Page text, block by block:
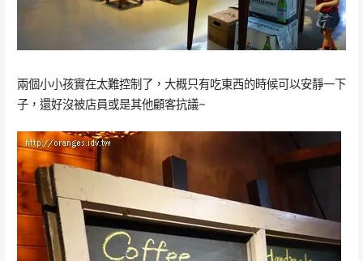
兩個小小孩實在太難控制了，大概只有吃東西的時候可以安靜一下
子，還好沒被店員或是其他顧客抗議~